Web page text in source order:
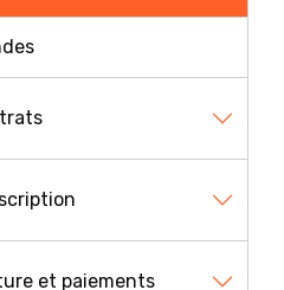
et paiements